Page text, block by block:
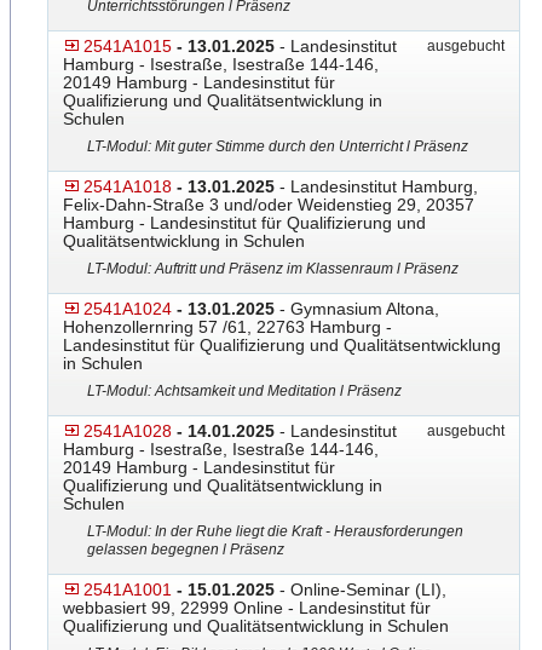
Unterrichtsstörungen l Präsenz
2541A1015 - 13.01.2025 - Landesinstitut
Hamburg - Isestraße, Isestraße 144-146,
20149 Hamburg - Landesinstitut für
Qualifizierung und Qualitätsentwicklung in
Schulen
ausgebucht
LT-Modul: Mit guter Stimme durch den Unterricht l Präsenz
2541A1018 - 13.01.2025 - Landesinstitut Hamburg,
Felix-Dahn-Straße 3 und/oder Weidenstieg 29, 20357
Hamburg - Landesinstitut für Qualifizierung und
Qualitätsentwicklung in Schulen
LT-Modul: Auftritt und Präsenz im Klassenraum l Präsenz
2541A1024 - 13.01.2025 - Gymnasium Altona,
Hohenzollernring 57 /61, 22763 Hamburg -
Landesinstitut für Qualifizierung und Qualitätsentwicklung
in Schulen
LT-Modul: Achtsamkeit und Meditation l Präsenz
2541A1028 - 14.01.2025 - Landesinstitut
Hamburg - Isestraße, Isestraße 144-146,
20149 Hamburg - Landesinstitut für
Qualifizierung und Qualitätsentwicklung in
Schulen
ausgebucht
LT-Modul: In der Ruhe liegt die Kraft - Herausforderungen
gelassen begegnen l Präsenz
2541A1001 - 15.01.2025 - Online-Seminar (LI),
webbasiert 99, 22999 Online - Landesinstitut für
Qualifizierung und Qualitätsentwicklung in Schulen